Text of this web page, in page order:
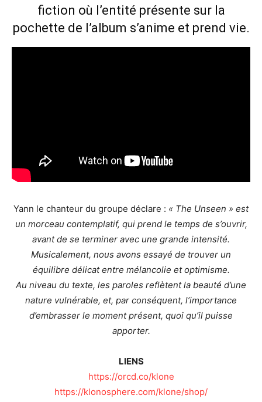
fiction où l’entité présente sur la
pochette de l’album s’anime et prend vie.
Yann le chanteur du groupe déclare : « The Unseen » est
un morceau contemplatif, qui prend le temps de s’ouvrir,
avant de se terminer avec une grande intensité.
Musicalement, nous avons essayé de trouver un
équilibre délicat entre mélancolie et optimisme.
Au niveau du texte, les paroles reflètent la beauté d’une
nature vulnérable, et, par conséquent, l’importance
d’embrasser le moment présent, quoi qu’il puisse
apporter.
LIENS
https://orcd.co/klone
https://klonosphere.com/klone/shop/